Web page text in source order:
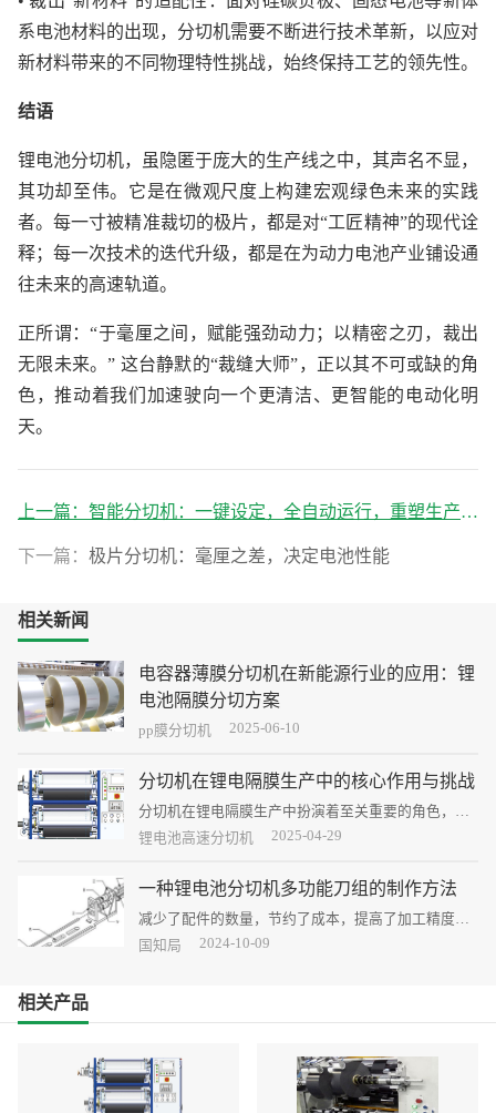
系电池材料的出现，分切机需要不断进行技术革新，以应对
新材料带来的不同物理特性挑战，始终保持工艺的领先性。
结语
锂电池分切机，虽隐匿于庞大的生产线之中，其声名不显，
其功却至伟。它是在微观尺度上构建宏观绿色未来的实践
者。每一寸被精准裁切的极片，都是对“工匠精神”的现代诠
释；每一次技术的迭代升级，都是在为动力电池产业铺设通
往未来的高速轨道。
正所谓：“于毫厘之间，赋能强劲动力；以精密之刃，裁出
无限未来。” 这台静默的“裁缝大师”，正以其不可或缺的角
色，推动着我们加速驶向一个更清洁、更智能的电动化明
天。
上一篇： 智能分切机：一键设定，全自动运行，重塑生产效率新标杆
下一篇： 极片分切机：毫厘之差，决定电池性能
相关新闻
电容器薄膜分切机在新能源行业的应用：锂
电池隔膜分切方案
电容器薄膜分切机在新能源行业（尤其是锂电池隔膜
响到隔膜的质量和电池性能。
pp膜分切机 2025-06-10
分切机在锂电隔膜生产中的核心作用与挑战
分切机在锂电隔膜生产中扮演着至关重要的角色，其
核心作用与面临的挑战直接关系到隔膜的质量、生产
锂电池高速分切机 2025-04-29
一种锂电池分切机多功能刀组的制作方法
减少了配件的数量，节约了成本，提高了加工精度、
装配效率和装配精度，增强刀组通配性能，节约了使
国知局 2024-10-09
相关产品